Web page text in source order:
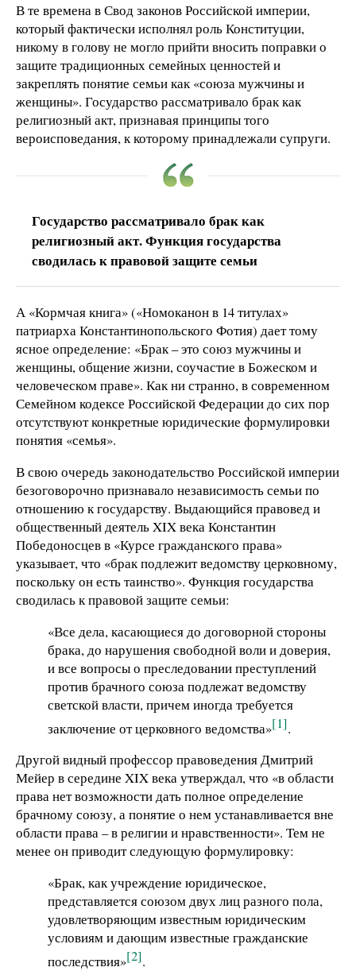
В те времена в Свод законов Российской империи,
который фактически исполнял роль Конституции,
никому в голову не могло прийти вносить поправки о
защите традиционных семейных ценностей и
закреплять понятие семьи как «союза мужчины и
женщины». Государство рассматривало брак как
религиозный акт, признавая принципы того
вероисповедания, к которому принадлежали супруги.
Государство рассматривало брак как
религиозный акт. Функция государства
сводилась к правовой защите семьи
А «Кормчая книга» («Номоканон в 14 титулах»
патриарха Константинопольского Фотия) дает тому
ясное определение: «Брак – это союз мужчины и
женщины, общение жизни, соучастие в Божеском и
человеческом праве». Как ни странно, в современном
Семейном кодексе Российской Федерации до сих пор
отсутствуют конкретные юридические формулировки
понятия «семья».
В свою очередь законодательство Российской империи
безоговорочно признавало независимость семьи по
отношению к государству. Выдающийся правовед и
общественный деятель XIX века Константин
Победоносцев в «Курсе гражданского права»
указывает, что «брак подлежит ведомству церковному,
поскольку он есть таинство». Функция государства
сводилась к правовой защите семьи:
«Все дела, касающиеся до договорной стороны
брака, до нарушения свободной воли и доверия,
и все вопросы о преследовании преступлений
против брачного союза подлежат ведомству
светской власти, причем иногда требуется
заключение от церковного ведомства»[1].
Другой видный профессор правоведения Дмитрий
Мейер в середине XIX века утверждал, что «в области
права нет возможности дать полное определение
брачному союзу, а понятие о нем устанавливается вне
области права – в религии и нравственности». Тем не
менее он приводит следующую формулировку:
«Брак, как учреждение юридическое,
представляется союзом двух лиц разного пола,
удовлетворяющим известным юридическим
условиям и дающим известные гражданские
последствия»[2].